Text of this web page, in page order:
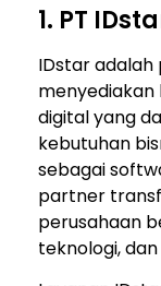
1. PT
IDstar adalah
menyediakan
digital yang
kebutuhan
sebagai
partner
perusahaan
teknologi,